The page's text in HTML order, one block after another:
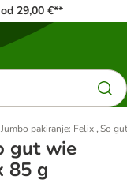
29,00 €**
Jumbo pakiranje: Felix „So
gut wie
85 g